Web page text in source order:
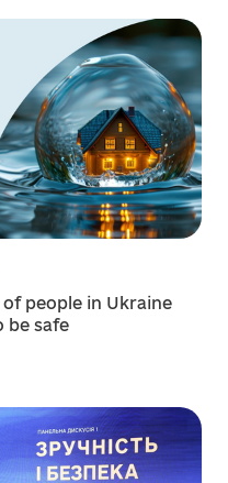
people in Ukraine
be safe